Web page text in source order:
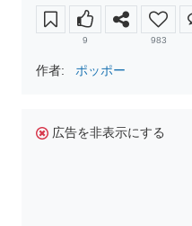
9 983
作者: ポッポー
広告を非表示にする